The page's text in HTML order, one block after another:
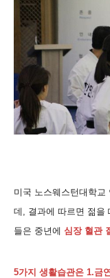
미국 노스웨스턴대학
데 , 결과에 따르면 젊을
들은 중년에 심장 혈관
5가지 생활습관은 1.금